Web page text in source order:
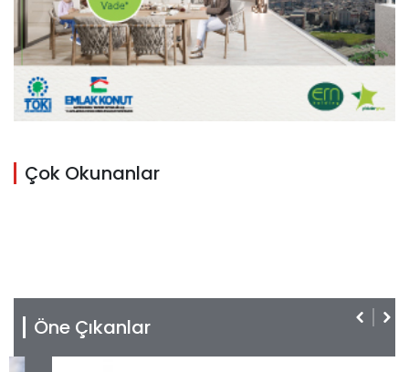
Çok Okunanlar
Öne Çıkanlar